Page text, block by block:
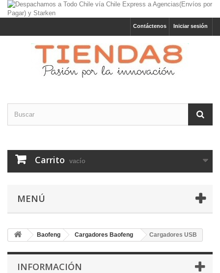
Iniciar sesión
Contáctenos
Carrito vacío
MENÚ
Baofeng Cargadores Baofeng Cargadores USB
INFORMACIÓN